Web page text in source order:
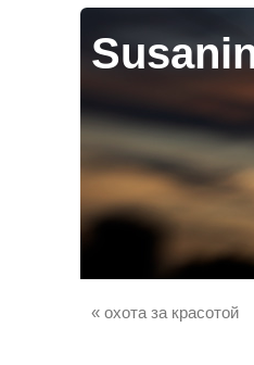
« охота за красотой